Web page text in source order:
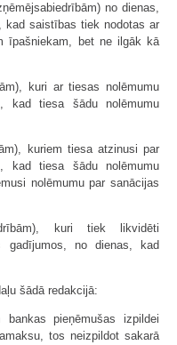
no dienas,
kad saistības tiek nodotas ar
īpašniekam, bet ne ilgāk kā
kuri ar tiesas nolēmumu
kad tiesa šādu nolēmumu
kuriem tiesa atzinusi par
kad tiesa šādu nolēmumu
nolēmumu par sanācijas
kuri tiek likvidēti
gadījumos, no dienas, kad
šādā redakcijā:
pieņēmušas izpildei
tos neizpildot sakarā